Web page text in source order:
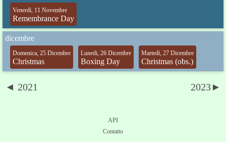
Venerdì, 11 Novembre
Remembrance Day
dicembre
Domenica, 25 Dicembre
Christmas
Lunedi, 26 Dicembre
Boxing Day
Martedì, 27 Dicembre
Christmas (obs.)
◄ 2021 2023►
API
Contatto